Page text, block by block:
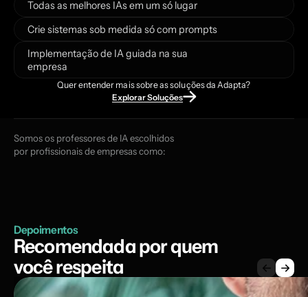
Todas as melhores IAs em um só lugar
Crie sistemas sob medida só com prompts
Implementação de IA guiada na sua
empresa
Quer entender mais sobre as soluções da Adapta?
Explorar Soluções
Somos os professores de IA escolhidos
por profissionais de empresas como:
Depoimentos
Recomendada por quem
você respeita